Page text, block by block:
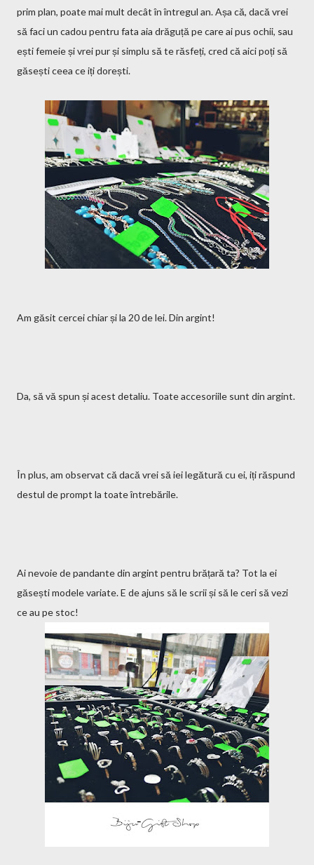
prim plan, poate mai mult decât în întregul an. Așa că, dacă vrei
să faci un cadou pentru fata aia drăguță pe care ai pus ochii, sau
ești femeie și vrei pur și simplu să te răsfeți, cred că aici poți să
găsești ceea ce iți dorești.
Am găsit cercei chiar și la 20 de lei. Din argint!
Da, să vă spun și acest detaliu. Toate accesoriile sunt din argint.
În plus, am observat că dacă vrei să iei legătură cu ei, iți răspund
destul de prompt la toate întrebările.
Ai nevoie de pandante din argint pentru brățară ta? Tot la ei
găsești modele variate. E de ajuns să le scrii și să le ceri să vezi
ce au pe stoc!